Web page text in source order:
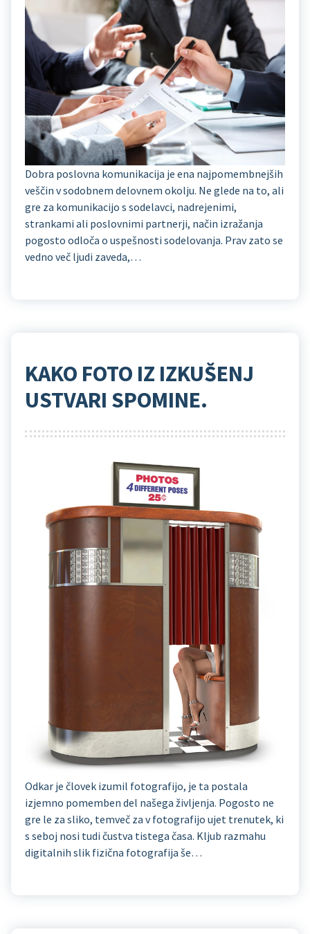
Dobra poslovna komunikacija je ena najpomembnejših
veščin v sodobnem delovnem okolju. Ne glede na to, ali
gre za komunikacijo s sodelavci, nadrejenimi,
strankami ali poslovnimi partnerji, način izražanja
pogosto odloča o uspešnosti sodelovanja. Prav zato se
vedno več ljudi zaveda,…
KAKO FOTO IZ IZKUŠENJ
USTVARI SPOMINE.
Odkar je človek izumil fotografijo, je ta postala
izjemno pomemben del našega življenja. Pogosto ne
gre le za sliko, temveč za v fotografijo ujet trenutek, ki
s seboj nosi tudi čustva tistega časa. Kljub razmahu
digitalnih slik fizična fotografija še…